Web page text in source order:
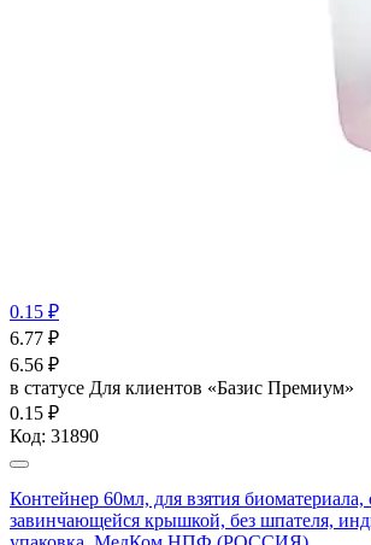
0.15 ₽
6.77 ₽
6.56 ₽
в статусе Для клиентов «Базис Премиум»
0.15 ₽
Код: 31890
Контейнер 60мл, для взятия
завинчающейся крышкой, без шпателя,